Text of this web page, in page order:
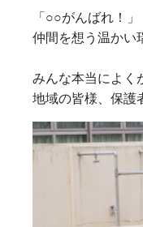
「○○がんばれ！
仲間を想う温かい
みんな本当によく
地域の皆様、保護